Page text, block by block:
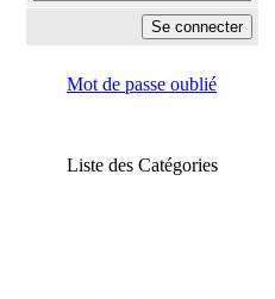
Mot de passe oublié
Liste des Catégories